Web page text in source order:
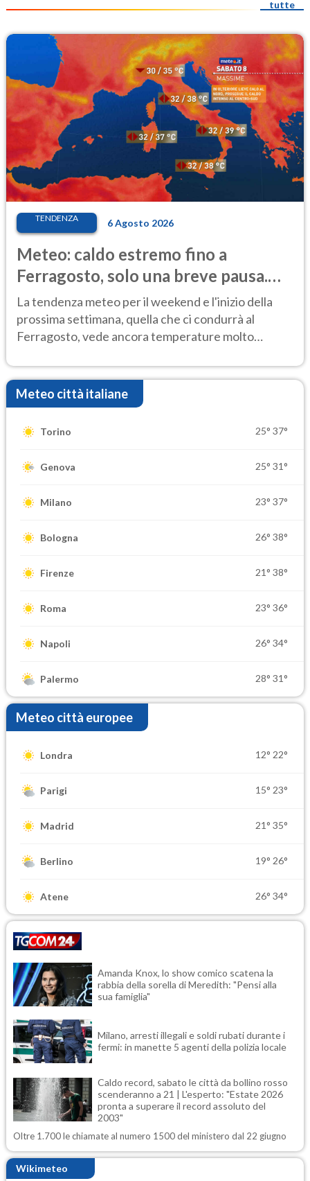
tutte
TENDENZA 6 Agosto 2026
Meteo: caldo estremo fino a
Ferragosto, solo una breve pausa.
Ecco dove
La tendenza meteo per il weekend e l'inizio della
prossima settimana, quella che ci condurrà al
Ferragosto, vede ancora temperature molto
Meteo città italiane
Torino 25° 37°
Genova 25° 31°
Milano 23° 37°
Bologna 26° 38°
Firenze 21° 38°
Roma 23° 36°
Napoli 26° 34°
Palermo 28° 31°
Meteo città europee
Londra 12° 22°
Parigi 15° 23°
Madrid 21° 35°
Berlino 19° 26°
Atene 26° 34°
Amanda Knox, lo show comico scatena la
rabbia della sorella di Meredith: "Pensi alla
sua famiglia"
Milano, arresti illegali e soldi rubati durante i
fermi: in manette 5 agenti della polizia locale
Caldo record, sabato le città da bollino rosso
scenderanno a 21 | L'esperto: "Estate 2026
pronta a superare il record assoluto del
2003"
Oltre 1.700 le chiamate al numero 1500 del ministero dal 22 giugno
Wikimeteo